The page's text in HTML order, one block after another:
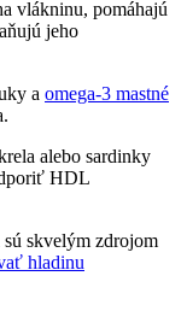
vlákninu, ​pomáhajú
jeho
a omega-3 mastné
alebo sardinky
HDL
skvelým zdrojom
hladinu